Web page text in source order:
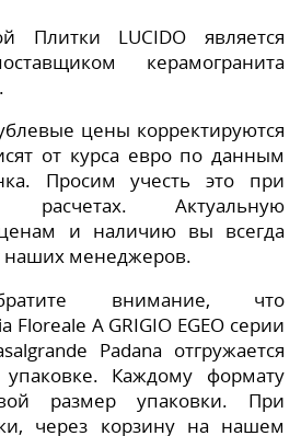
Плитки LUCIDO является
керамогранита
цены корректируются
от курса евро по данным
Просим учесть это при
расчетах. Актуальную
и наличию вы всегда
наших менеджеров.
внимание, что
Floreale A GRIGIO EGEO серии
Padana отгружается
упаковке. Каждому формату
размер упаковки. При
через корзину на нашем